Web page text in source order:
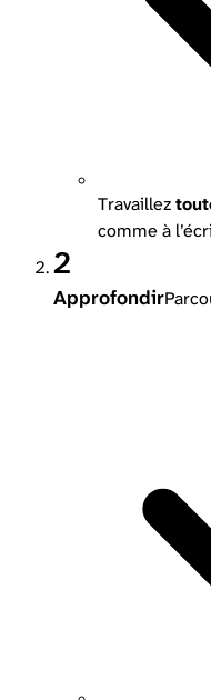
Travaillez
comme à
2
Approfondir